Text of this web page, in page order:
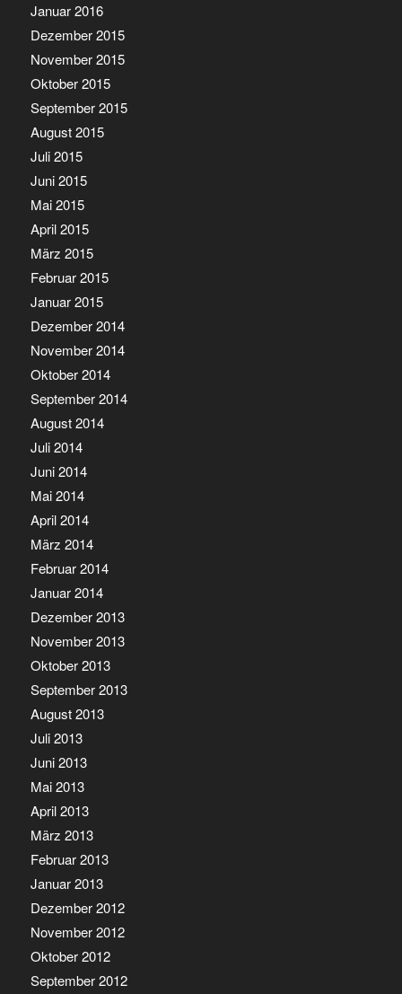
Januar 2016
Dezember 2015
November 2015
Oktober 2015
September 2015
August 2015
Juli 2015
Juni 2015
Mai 2015
April 2015
März 2015
Februar 2015
Januar 2015
Dezember 2014
November 2014
Oktober 2014
September 2014
August 2014
Juli 2014
Juni 2014
Mai 2014
April 2014
März 2014
Februar 2014
Januar 2014
Dezember 2013
November 2013
Oktober 2013
September 2013
August 2013
Juli 2013
Juni 2013
Mai 2013
April 2013
März 2013
Februar 2013
Januar 2013
Dezember 2012
November 2012
Oktober 2012
September 2012